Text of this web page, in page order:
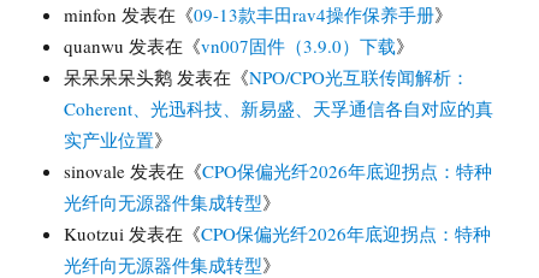
minfon 发表在《09-13款丰田rav4操作保养手册》
quanwu 发表在《vn007固件（3.9.0）下载》
呆呆呆呆头鹅 发表在《NPO/CPO光互联传闻解析：
Coherent、光迅科技、新易盛、天孚通信各自对应的真
实产业位置》
sinovale 发表在《CPO保偏光纤2026年底迎拐点：特种
光纤向无源器件集成转型》
Kuotzui 发表在《CPO保偏光纤2026年底迎拐点：特种
光纤向无源器件集成转型》